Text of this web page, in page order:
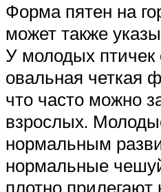
Форма пятен на
может также
У молодых птичек
овальная четкая
что часто можно
взрослых.
нормальным
нормальные
плотно прилегают